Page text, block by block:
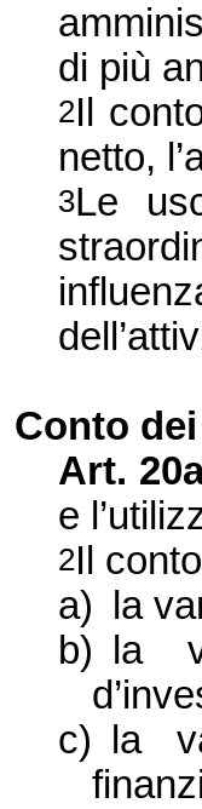
di più
2Il
netto,
3Le
Conto
Art.
e
2Il
a)
la
b)
la
c)
la